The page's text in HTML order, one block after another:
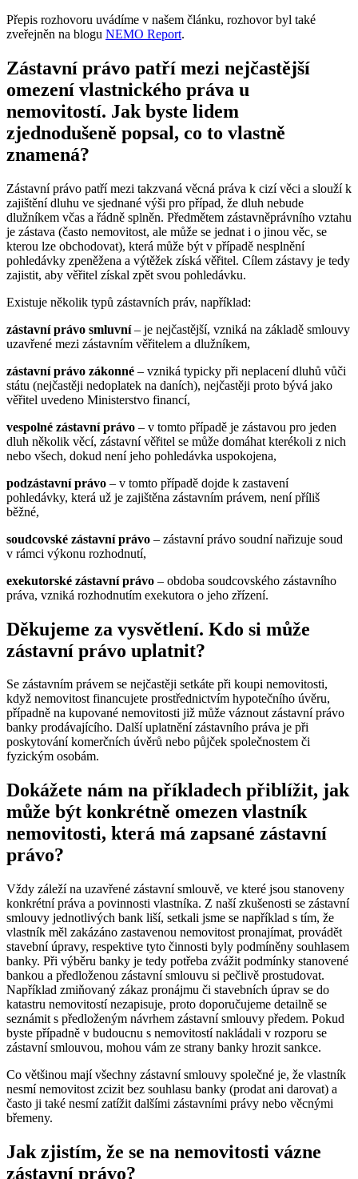
Přepis rozhovoru uvádíme v našem článku, rozhovor byl také
zveřejněn na blogu NEMO Report.
Zástavní právo patří mezi nejčastější
omezení vlastnického práva u
nemovitostí. Jak byste lidem
zjednodušeně popsal, co to vlastně
znamená?
Zástavní právo patří mezi takzvaná věcná práva k cizí věci a slouží k
zajištění dluhu ve sjednané výši pro případ, že dluh nebude
dlužníkem včas a řádně splněn. Předmětem zástavněprávního vztahu
je zástava (často nemovitost, ale může se jednat i o jinou věc, se
kterou lze obchodovat), která může být v případě nesplnění
pohledávky zpeněžena a výtěžek získá věřitel. Cílem zástavy je tedy
zajistit, aby věřitel získal zpět svou pohledávku.
Existuje několik typů zástavních práv, například:
zástavní právo smluvní– je nejčastější, vzniká na základě smlouvy
uzavřené mezi zástavním věřitelem a dlužníkem,
zástavní právo zákonné – vzniká typicky při neplacení dluhů vůči
státu (nejčastěji nedoplatek na daních), nejčastěji proto bývá jako
věřitel uvedeno Ministerstvo financí,
vespolné zástavní právo – v tomto případě je zástavou pro jeden
dluh několik věcí, zástavní věřitel se může domáhat kterékoli z nich
nebo všech, dokud není jeho pohledávka uspokojena,
podzástavní právo – v tomto případě dojde k zastavení
pohledávky, která už je zajištěna zástavním právem, není příliš
běžné,
soudcovské zástavní právo – zástavní právo soudní nařizuje soud
v rámci výkonu rozhodnutí,
exekutorské zástavní právo – obdoba soudcovského zástavního
práva, vzniká rozhodnutím exekutora o jeho zřízení.
Děkujeme za vysvětlení. Kdo si může
zástavní právo uplatnit?
Se zástavním právem se nejčastěji setkáte při koupi nemovitosti,
když nemovitost financujete prostřednictvím hypotečního úvěru,
případně na kupované nemovitosti již může váznout zástavní právo
banky prodávajícího. Další uplatnění zástavního práva je při
poskytování komerčních úvěrů nebo půjček společnostem či
fyzickým osobám.
Dokážete nám na příkladech přiblížit, jak
může být konkrétně omezen vlastník
nemovitosti, která má zapsané zástavní
právo?
Vždy záleží na uzavřené zástavní smlouvě, ve které jsou stanoveny
konkrétní práva a povinnosti vlastníka. Z naší zkušenosti se zástavní
smlouvy jednotlivých bank liší, setkali jsme se například s tím, že
vlastník měl zakázáno zastavenou nemovitost pronajímat, provádět
stavební úpravy, respektive tyto činnosti byly podmíněny souhlasem
banky. Při výběru banky je tedy potřeba zvážit podmínky stanovené
bankou a předloženou zástavní smlouvu si pečlivě prostudovat.
Například zmiňovaný zákaz pronájmu či stavebních úprav se do
katastru nemovitostí nezapisuje, proto doporučujeme detailně se
seznámit s předloženým návrhem zástavní smlouvy předem. Pokud
byste případně v budoucnu s nemovitostí nakládali v rozporu se
zástavní smlouvou, mohou vám ze strany banky hrozit sankce.
Co většinou mají všechny zástavní smlouvy společné je, že vlastník
nesmí nemovitost zcizit bez souhlasu banky (prodat ani darovat) a
často ji také nesmí zatížit dalšími zástavními právy nebo věcnými
břemeny.
Jak zjistím, že se na nemovitosti vázne
zástavní právo?